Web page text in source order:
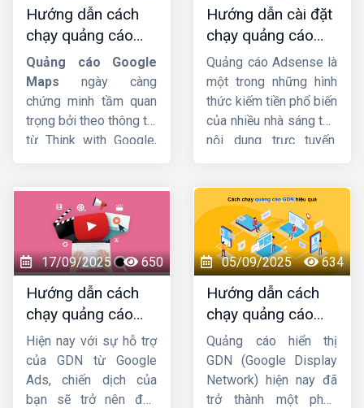
HIGsẽ hướng dẫn
cách chạy quảng cáo
Youtubu Ads
chi tiết
từ A-Z. Cùng đón xem
ngay sau đây nhé !
Hướng dẫn cách
chạy quảng cáo
google maps chi
tiết từ A-Z
Quảng cáo Google
Maps ngày càng
chứng minh tầm quan
trọng bởi theo thông tin
từ Think with Google,
vòng 24h kể từ khi họ
tìm kiếm trên Google
Maps. Vì vậy, nếu
muốn thu hút khách
hàng, doanh nghiệp
không nên bỏ qua công
cụ này. Hãy cùngCông
ty HIGkhám phá chi
tiết về cách thiết lập
quảng cáo trên
Google Mapsnhé.
Hướng dẫn cài đặt
chạy quảng cáo
google adsense
chi tiết từ A-Z
Quảng cáo Adsense là
một trong những hình
thức kiếm tiền phổ biến
của nhiều nhà sáng tạo
nội dung trực tuyến.
Google Adsensesao
cho hợp lý thì không
phải ai cũng biết. Vì
thế, trong bài viết hôm
nayHIGsẽ giới thiệu
đến bạn cách đặt
quảng cáo Google
Adsense trên Website
sao cho nhanh chóng
và dễ dàng nhất!
17/09/2025 650
Hướng dẫn cách
chạy quảng cáo
GDN trên YouTube
mới nhất
Hiện nay với sự hỗ trợ
của GDN từ Google
Ads, chiến dịch của
bạn sẽ trở nên đơn
05/09/2025 634
Hướng dẫn cách
chạy quảng cáo
GDN hiệu quả, bứt
phá doanh thu
Quảng cáo hiển thị
GDN (Google Display
Network) hiện nay đã
trở thành một phần